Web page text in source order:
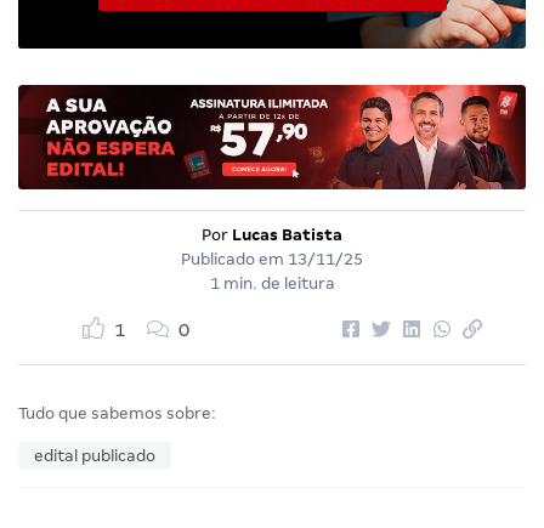
Por Lucas Batista
Publicado em 13/11/25
1 min. de leitura
1 0
Tudo que sabemos sobre:
edital publicado